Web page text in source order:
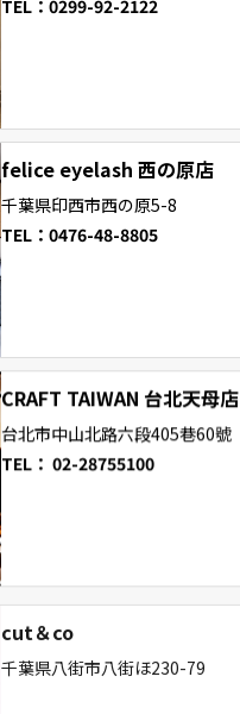
TEL：0299-92-2122
felice eyelash 西の原店
千葉県印西市西の原5-8
TEL：0476-48-8805
CRAFT TAIWAN 台北天母店
台北市中山北路六段405巷60號
TEL： 02-28755100
cut＆co
千葉県八街市八街ほ230-79